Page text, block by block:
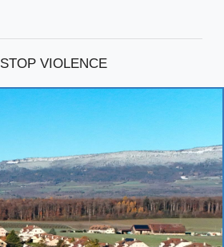
STOP VIOLENCE